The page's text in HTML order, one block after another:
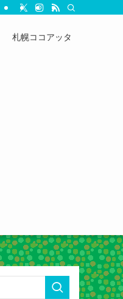
札幌ココアッタ